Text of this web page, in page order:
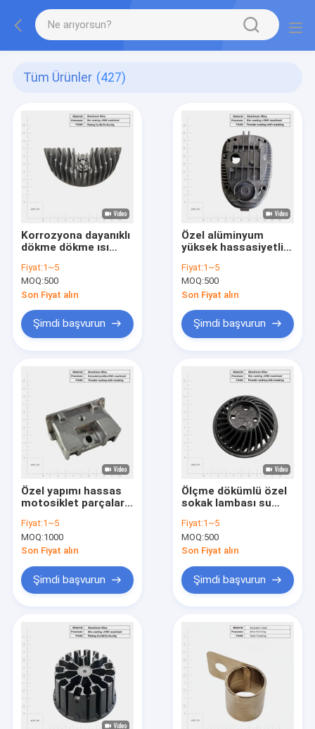
Tüm Ürünler (427)
Korrozyona dayanıklı
dökme dökme ısı
alüminyum ısı lavabo
Fiyat:1~5
MOQ:500
Son Fiyat alın
Şimdi başvurun
Özel alüminyum
yüksek hassasiyetli
basınç dökme LED ısı
alıcı otomobil
parçası
Fiyat:1~5
MOQ:500
Son Fiyat alın
Şimdi başvurun
Özel yapımı hassas
motosiklet parçaları
magnezyum
alüminyum alaşım
döküm parçaları
Fiyat:1~5
MOQ:1000
Son Fiyat alın
Şimdi başvurun
Ölçme dökümlü özel
sokak lambası su
Alüminyum alaşım
lambalar fenerler
kabuğu ısı dağılımı
Fiyat:1~5
MOQ:500
Son Fiyat alın
Şimdi başvurun